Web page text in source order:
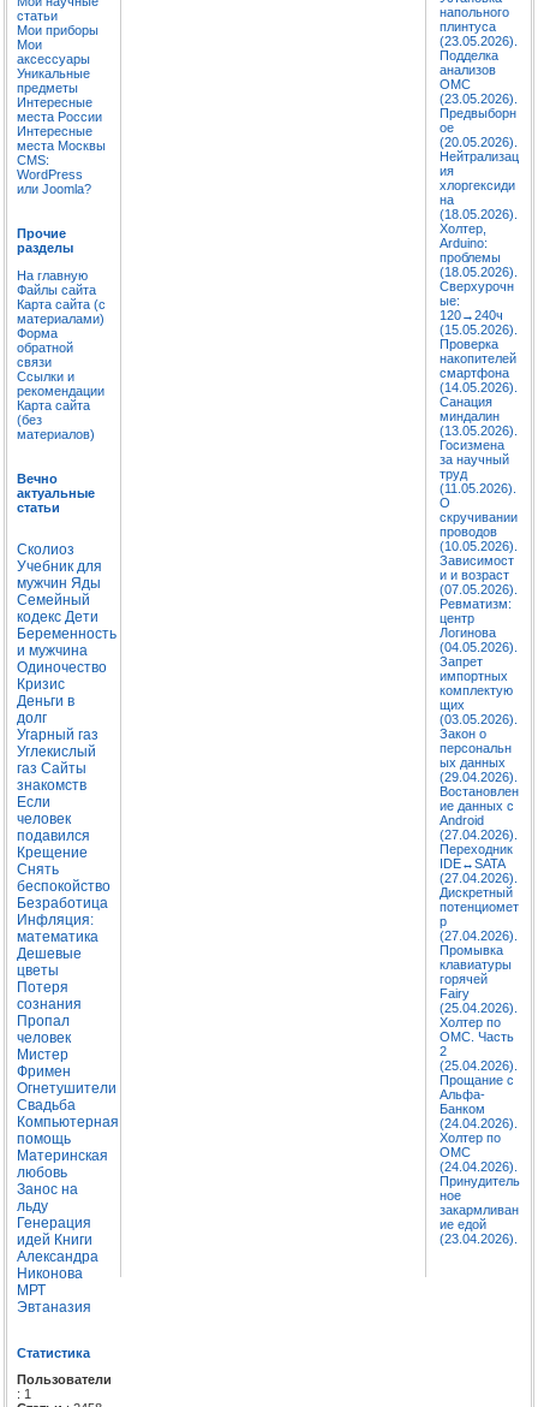
статьи
Мои приборы
Мои
аксессуары
Уникальные
предметы
Интересные
места России
Интересные
места Москвы
CMS:
WordPress
или Joomla?
Прочие
разделы
На главную
Файлы сайта
Карта сайта (с
материалами)
Форма
обратной
связи
Ссылки и
рекомендации
Карта сайта
(без
материалов)
Вечно
актуальные
статьи
Сколиоз
Учебник для
мужчин Яды
Семейный
кодекс Дети
Беременность
и мужчина
Одиночество
Кризис
Деньги в
долг
Угарный газ
Углекислый
газ Сайты
знакомств
Если
человек
подавился
Крещение
Снять
беспокойство
Безработица
Инфляция:
математика
Дешевые
цветы
Потеря
сознания
Пропал
человек
Мистер
Фримен
Огнетушители
Свадьба
Компьютерная
помощь
Материнская
любовь
Занос на
льду
Генерация
идей Книги
Александра
Никонова
МРТ
Эвтаназия
Статистика
Пользователи
: 1
напольного
плинтуса
(23.05.2026).
Подделка
анализов
ОМС
(23.05.2026).
Предвыборн
ое
(20.05.2026).
Нейтрализац
ия
хлоргексиди
на
(18.05.2026).
Холтер,
Arduino:
проблемы
(18.05.2026).
Сверхурочн
ые:
120→240ч
(15.05.2026).
Проверка
накопителей
смартфона
(14.05.2026).
Санация
миндалин
(13.05.2026).
Госизмена
за научный
труд
(11.05.2026).
О
скручивании
проводов
(10.05.2026).
Зависимост
и и возраст
(07.05.2026).
Ревматизм:
центр
Логинова
(04.05.2026).
Запрет
импортных
комплектую
щих
(03.05.2026).
Закон о
персональн
ых данных
(29.04.2026).
Востановлен
ие данных с
Android
(27.04.2026).
Переходник
IDE↔SATA
(27.04.2026).
Дискретный
потенциомет
р
(27.04.2026).
Промывка
клавиатуры
горячей
Fairy
(25.04.2026).
Холтер по
ОМС. Часть
2
(25.04.2026).
Прощание с
Альфа-
Банком
(24.04.2026).
Холтер по
ОМС
(24.04.2026).
Принудитель
ное
закармливан
ие едой
(23.04.2026).